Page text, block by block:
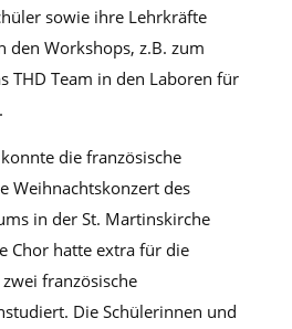
sowie ihre Lehrkräfte
den Workshops, z.B. zum
THD Team in den Laboren für
die französische
Weihnachtskonzert des
in der St. Martinskirche
Chor hatte extra für die
französische
Die Schülerinnen und